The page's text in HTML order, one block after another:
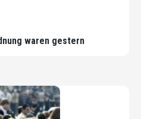
waren gestern